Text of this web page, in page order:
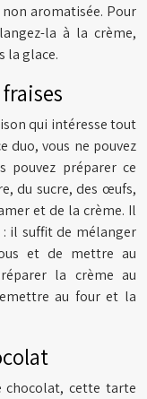
aromatisée. Pour
la à la crème,
la glace.
qui intéresse tout
duo, vous ne pouvez
pouvez préparer ce
du sucre, des œufs,
et de la crème. Il
: il suffit de mélanger
et de mettre au
la crème au
au four et la
chocolat, cette tarte